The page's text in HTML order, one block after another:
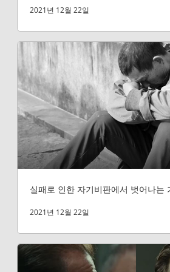
2021년 12월 22일
실패로 인한 자기비판에서 벗어나는
2021년 12월 22일